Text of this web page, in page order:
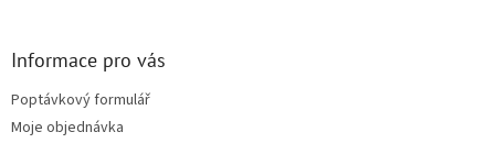
Informace pro vás
Poptávkový formulář
Moje objednávka